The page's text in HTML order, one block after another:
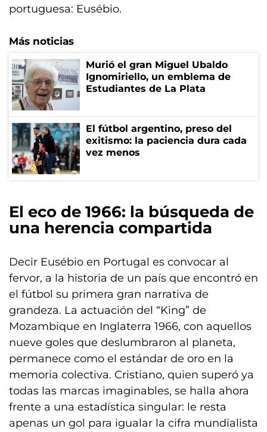
portuguesa: Eusébio.
Más noticias
Murió el gran Miguel Ubaldo
Ignomiriello, un emblema de
Estudiantes de La Plata
El fútbol argentino, preso del
exitismo: la paciencia dura cada
vez menos
El eco de 1966: la búsqueda de
una herencia compartida
Decir Eusébio en Portugal es convocar al
fervor, a la historia de un país que encontró en
el fútbol su primera gran narrativa de
grandeza. La actuación del “King” de
Mozambique en Inglaterra 1966, con aquellos
nueve goles que deslumbraron al planeta,
permanece como el estándar de oro en la
memoria colectiva. Cristiano, quien superó ya
todas las marcas imaginables, se halla ahora
frente a una estadística singular: le resta
apenas un gol para igualar la cifra mundialista